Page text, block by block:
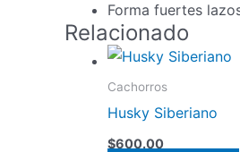
Forma fuertes
Relacionado
Cachorros
Husky Siberiano
$600.00